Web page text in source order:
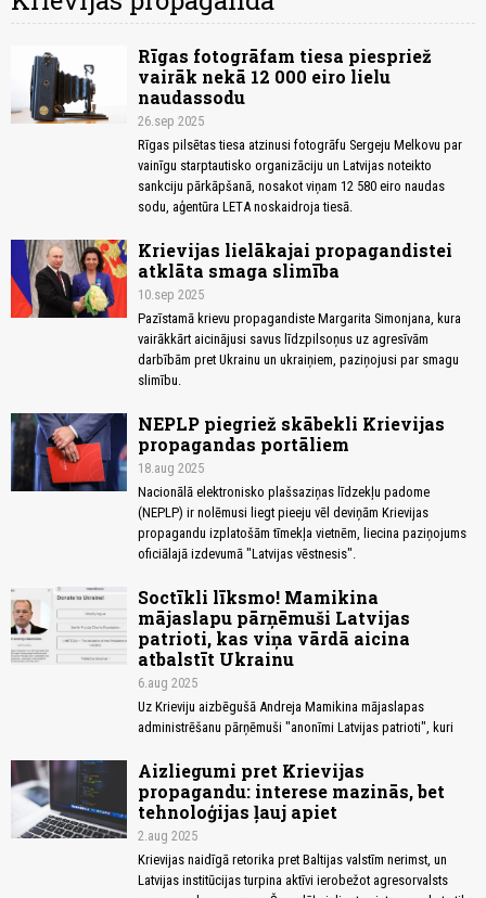
Rīgas fotogrāfam tiesa piespriež
vairāk nekā 12 000 eiro lielu
naudassodu
26.sep 2025
Rīgas pilsētas tiesa atzinusi fotogrāfu Sergeju Melkovu par
vainīgu starptautisko organizāciju un Latvijas noteikto
sankciju pārkāpšanā, nosakot viņam 12 580 eiro naudas
sodu, aģentūra LETA noskaidroja tiesā.
Krievijas lielākajai propagandistei
atklāta smaga slimība
10.sep 2025
Pazīstamā krievu propagandiste Margarita Simonjana, kura
vairākkārt aicinājusi savus līdzpilsoņus uz agresīvām
darbībām pret Ukrainu un ukraiņiem, paziņojusi par smagu
slimību.
NEPLP piegriež skābekli Krievijas
propagandas portāliem
18.aug 2025
Nacionālā elektronisko plašsaziņas līdzekļu padome
(NEPLP) ir nolēmusi liegt pieeju vēl deviņām Krievijas
propagandu izplatošām tīmekļa vietnēm, liecina paziņojums
oficiālajā izdevumā "Latvijas vēstnesis".
Soctīkli līksmo! Mamikina
mājaslapu pārņēmuši Latvijas
patrioti, kas viņa vārdā aicina
atbalstīt Ukrainu
6.aug 2025
Uz Krieviju aizbēgušā Andreja Mamikina mājaslapas
administrēšanu pārņēmuši "anonīmi Latvijas patrioti", kuri
Aizliegumi pret Krievijas
propagandu: interese mazinās, bet
tehnoloģijas ļauj apiet
2.aug 2025
Krievijas naidīgā retorika pret Baltijas valstīm nerimst, un
Latvijas institūcijas turpina aktīvi ierobežot agresorvalsts